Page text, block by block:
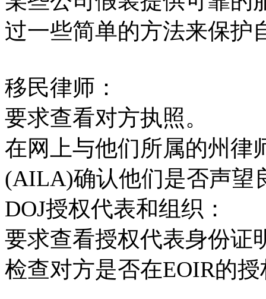
过一些简单的方法来保护
移民律师：
要求查看对方执照。
在网上与他们所属的州律
(AILA)确认他们是否声望
DOJ授权代表和组织：
要求查看授权代表身份证
检查对方是否在EOIR的